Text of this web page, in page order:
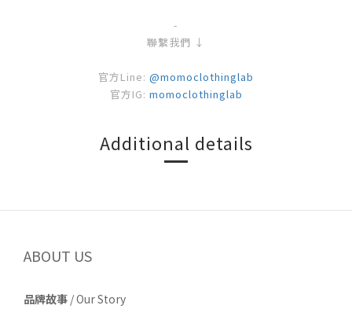
-
聯繫我們 ↓
官方Line: @momoclothinglab
官方IG: momoclothinglab
Additional details
ABOUT US
品牌故事 /Our Story